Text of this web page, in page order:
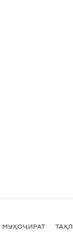
МУҲОҶИРАТ